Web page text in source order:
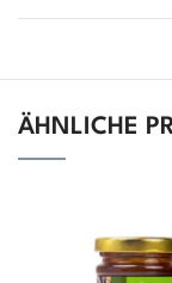
ÄHNLICHE